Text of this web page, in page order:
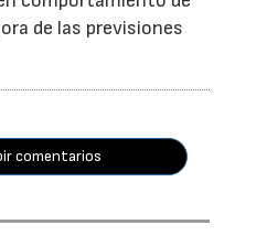
de las previsiones
comentarios